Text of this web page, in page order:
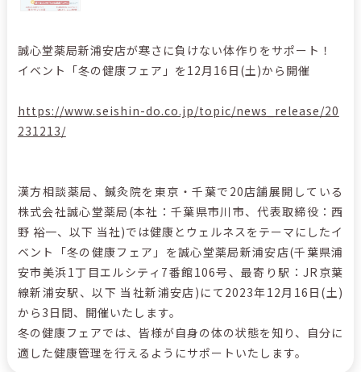
誠心堂薬局新浦安店が寒さに負けない体作りをサポート！
イベント「冬の健康フェア」を12月16日(土)から開催
https://www.seishin-do.co.jp/topic/news_release/20
231213/
漢方相談薬局、鍼灸院を東京・千葉で20店舗展開している
株式会社誠心堂薬局(本社：千葉県市川市、代表取締役：西
野 裕一、以下 当社)では健康とウェルネスをテーマにしたイ
ベント「冬の健康フェア」を誠心堂薬局新浦安店(千葉県浦
安市美浜1丁目エルシティ7番館106号、最寄り駅：JR京葉
線新浦安駅、以下 当社新浦安店)にて2023年12月16日(土)
から3日間、開催いたします。
冬の健康フェアでは、皆様が自身の体の状態を知り、自分に
適した健康管理を行えるようにサポートいたします。